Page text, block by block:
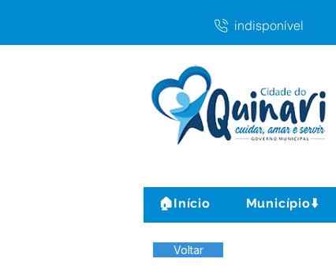
indisponível
🏠Início Município⬇️
Voltar